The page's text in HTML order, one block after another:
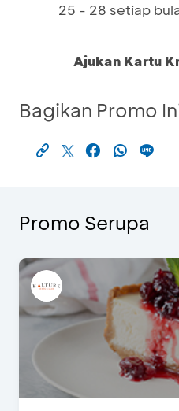
25 - 28 setiap
Ajukan Kartu
Bagikan Promo
Promo Serupa